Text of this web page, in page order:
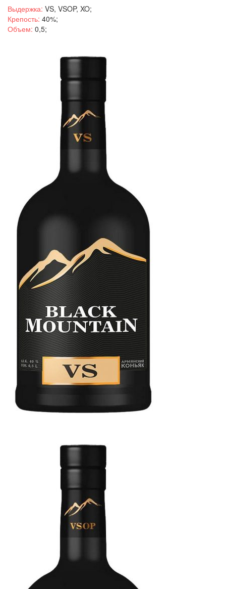
Выдержка: VS, VSOP, XO;
Крепость: 40%;
Объем: 0,5;